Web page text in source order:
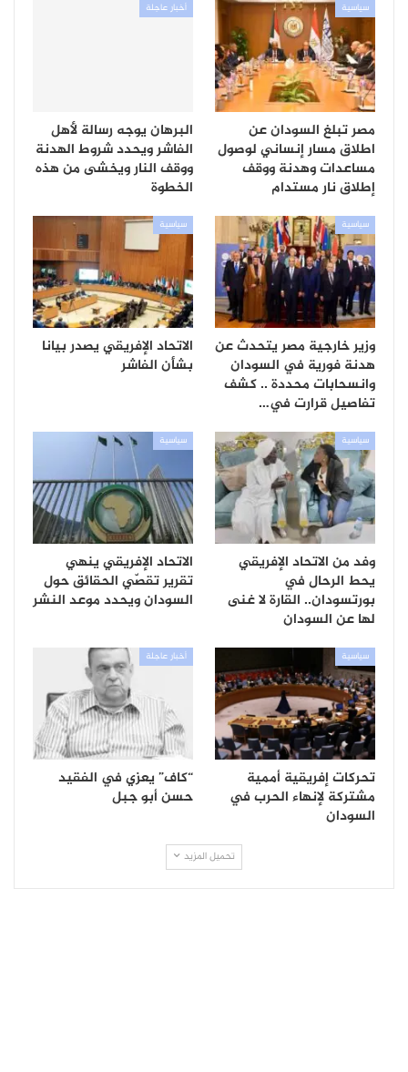
سياسية
مصر تبلغ السودان عن
اطلاق مسار إنساني لوصول
مساعدات وهدنة ووقف
إطلاق نار مستدام
أخبار عاجلة
البرهان يوجه رسالة لأهل
الفاشر ويحدد شروط الهدنة
ووقف النار ويخشى من هذه
الخطوة
سياسية
وزير خارجية مصر يتحدث عن
هدنة فورية في السودان
وانسحابات محددة .. كشف
تفاصيل قرارت في…
سياسية
الاتحاد الإفريقي يصدر بيانا
بشأن الفاشر
سياسية
وفد من الاتحاد الإفريقي
يحط الرحال في
بورتسودان.. القارة لا غنى
لها عن السودان
سياسية
الاتحاد الإفريقي ينهي
تقرير تقصّي الحقائق حول
السودان ويحدد موعد النشر
سياسية
تحركات إفريقية أممية
مشتركة لإنهاء الحرب في
السودان
أخبار عاجلة
“كاف” يعزي في الفقيد
حسن أبو جبل
تحميل المزيد